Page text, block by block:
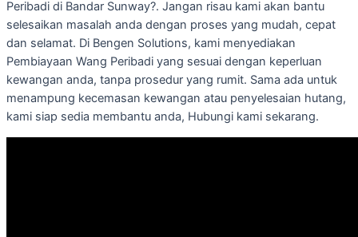
Peribadi di Bandar Sunway?. Jangan risau kami akan bantu
selesaikan masalah anda dengan proses yang mudah, cepat
dan selamat. Di Bengen Solutions, kami menyediakan
Pembiayaan Wang Peribadi yang sesuai dengan keperluan
kewangan anda, tanpa prosedur yang rumit. Sama ada untuk
menampung kecemasan kewangan atau penyelesaian hutang,
kami siap sedia membantu anda, Hubungi kami sekarang.